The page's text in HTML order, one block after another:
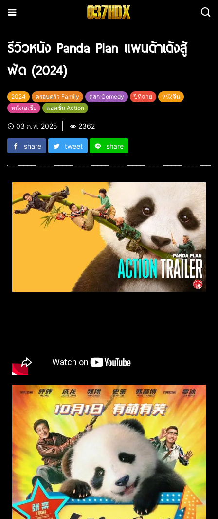
รีวิวหนัง Panda Plan แพนด้าเด้งสู้
ฟัด (2024)
2024 ครอบครัว Family ตลก Comedy ปีที่ฉาย
หนังจีน
หนังเอเชีย
แอคชั่น Action
03 ก.พ. 2025 2362
share tweet share